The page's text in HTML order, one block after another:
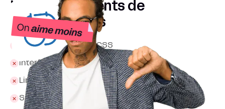
Les inconvénients de
Zoho Bookings
Design limités sans CSS
Interface mobile perfectible
Limité à l’écosystème Zoho
Support client lent en période haute